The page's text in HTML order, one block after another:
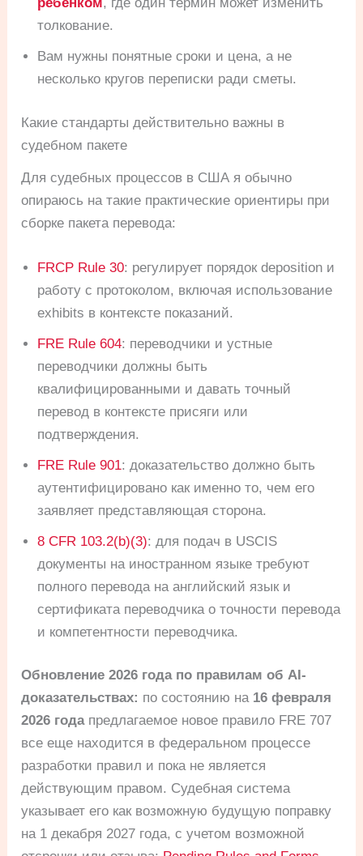
ребенком , где один термин может изменить
толкование.
Вам нужны понятные сроки и цена, а не
несколько кругов переписки ради сметы.
Какие стандарты действительно важны в
судебном пакете
Для судебных процессов в США я обычно
опираюсь на такие практические ориентиры при
сборке пакета перевода:
FRCP Rule 30: регулирует порядок deposition и
работу с протоколом, включая использование
exhibits в контексте показаний.
FRE Rule 604: переводчики и устные
переводчики должны быть
квалифицированными и давать точный
перевод в контексте присяги или
подтверждения.
FRE Rule 901: доказательство должно быть
аутентифицировано как именно то, чем его
заявляет представляющая сторона.
8 CFR 103.2(b)(3): для подач в USCIS
документы на иностранном языке требуют
полного перевода на английский язык и
сертификата переводчика о точности перевода
и компетентности переводчика.
Обновление 2026 года по правилам об AI-
доказательствах: по состоянию на 16 февраля
2026 годапредлагаемое новое правило FRE 707
все еще находится в федеральном процессе
разработки правил и пока не является
действующим правом. Судебная система
указывает его как возможную будущую поправку
на 1 декабря 2027 года, с учетом возможной